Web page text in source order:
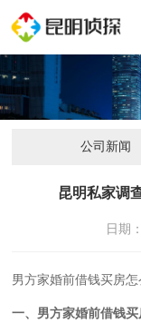
公司新闻
昆明私家调
日期
男方家婚前借钱买房怎
一、男方家婚前借钱